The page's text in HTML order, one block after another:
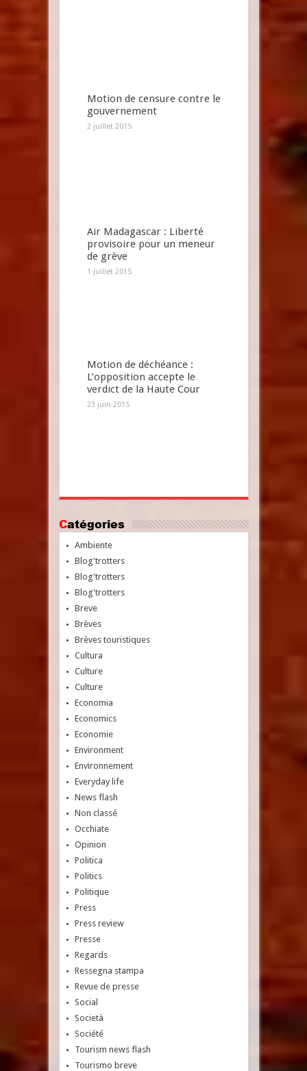
Motion de censure contre le
gouvernement
2 juillet 2015
Air Madagascar : Liberté
provisoire pour un meneur
de grève
1 juillet 2015
Motion de déchéance :
L’opposition accepte le
verdict de la Haute Cour
23 juin 2015
Catégories
Ambiente
Blog'trotters
Blog'trotters
Blog'trotters
Breve
Brèves
Brèves touristiques
Cultura
Culture
Culture
Economia
Economics
Economie
Environment
Environnement
Everyday life
News flash
Non classé
Occhiate
Opinion
Politica
Politics
Politique
Press
Press review
Presse
Regards
Ressegna stampa
Revue de presse
Social
Società
Société
Tourism news flash
Tourismo breve